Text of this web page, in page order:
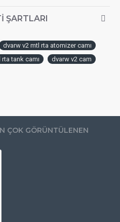
ŞARTLARI
dvarw v2 mtl rta atomizer camı
tank camı
dvarw v2 cam
ÇOK GÖRÜNTÜLENEN